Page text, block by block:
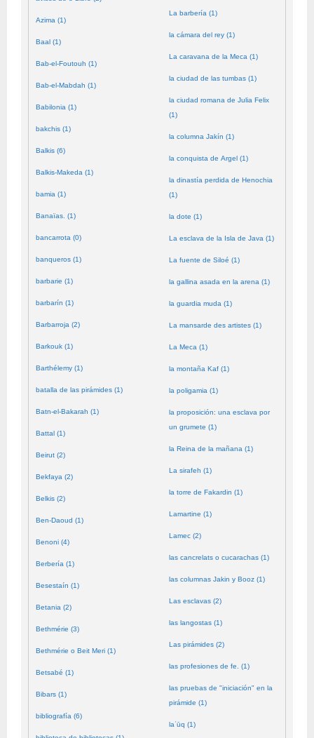
Azima (1)
Baal (1)
Bab-el-Foutouh (1)
Bab-el-Mabdah (1)
Babilonia (1)
bakchis (1)
Balkis (6)
Balkis-Makeda (1)
bamia (1)
Banaïas. (1)
bancarrota (0)
banqueros (1)
barbarie (1)
barbarín (1)
Barbarroja (2)
Barkouk (1)
Barthélemy (1)
batalla de las pirámides (1)
Batn-el-Bakarah (1)
Battal (1)
Beirut (2)
Bekfaya (2)
Belkis (2)
Ben-Daoud (1)
Benoni (4)
Berbería (1)
Besestaín (1)
Betania (2)
Bethmérie (3)
Bethmérie o Beit Meri (1)
Betsabé (1)
Bibars (1)
bibliografía (6)
La barbería (1)
la cámara del rey (1)
La caravana de la Meca (1)
la ciudad de las tumbas (1)
la ciudad romana de Julia Felix
(1)
la columna Jakín (1)
la conquista de Argel (1)
la dinastía perdida de Henochia
(1)
la dote (1)
La esclava de la Isla de Java (1)
La fuente de Siloé (1)
la gallina asada en la arena (1)
la guardia muda (1)
La mansarde des artistes (1)
La Meca (1)
la montaña Kaf (1)
la poligamia (1)
la proposición: una esclava por
un grumete (1)
la Reina de la mañana (1)
La sirafeh (1)
la torre de Fakardin (1)
Lamartine (1)
Lamec (2)
las cancrelats o cucarachas (1)
las columnas Jakin y Booz (1)
Las esclavas (2)
las langostas (1)
Las pirámides (2)
las profesiones de fe. (1)
las pruebas de "iniciación" en la
pirámide (1)
laʿūq (1)